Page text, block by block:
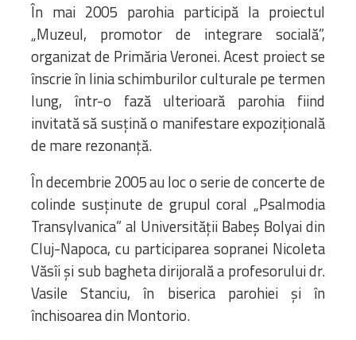
În mai 2005 parohia participă la proiectul
„Muzeul, promotor de integrare socială”,
organizat de Primăria Veronei. Acest proiect se
înscrie în linia schimburilor culturale pe termen
lung, într-o fază ulterioară parohia fiind
invitată să susțină o manifestare expozițională
de mare rezonanță.
În decembrie 2005 au loc o serie de concerte de
colinde susținute de grupul coral „Psalmodia
Transylvanica” al Universității Babeș Bolyai din
Cluj-Napoca, cu participarea sopranei Nicoleta
Văsîi și sub bagheta dirijorală a profesorului dr.
Vasile Stanciu, în biserica parohiei și în
închisoarea din Montorio.